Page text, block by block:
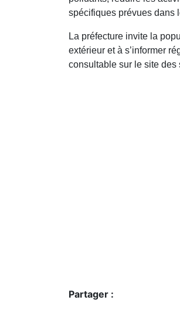
spécifiques prévues dans
La préfecture invite la
extérieur et à s’informer
consultable sur le site des
Partager :